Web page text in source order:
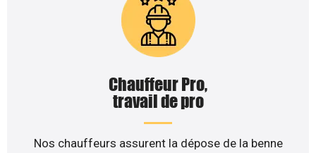
Chauffeur Pro,
travail de pro
Nos chauffeurs assurent la dépose de la benne